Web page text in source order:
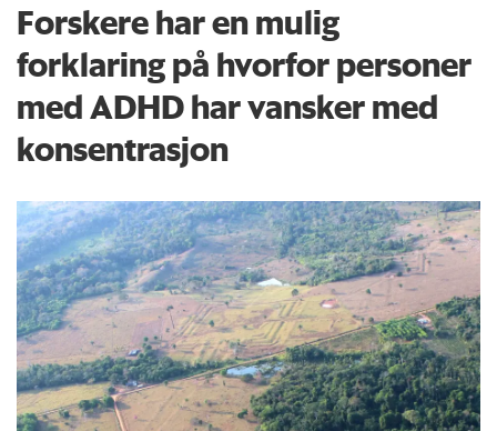
Forskere har en mulig
forklaring på hvorfor personer
med ADHD har vansker med
konsentrasjon